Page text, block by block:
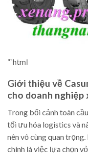
“`html
Giới thiệu về
cho doanh nghiệp
Trong bối cảnh toàn
tối ưu hóa logistics và
nên vô cùng quan
chính là việc lựa chọn